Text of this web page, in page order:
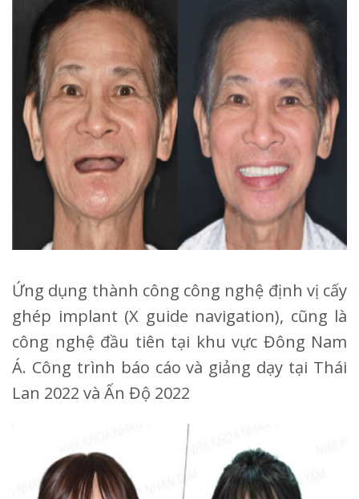
Ứng dụng thành công công nghệ định vị cấy
ghép implant (X guide navigation), cũng là
công nghệ đầu tiên tại khu vực Đông Nam
Á. Công trình báo cáo và giảng dạy tại Thái
Lan 2022 và Ấn Độ 2022